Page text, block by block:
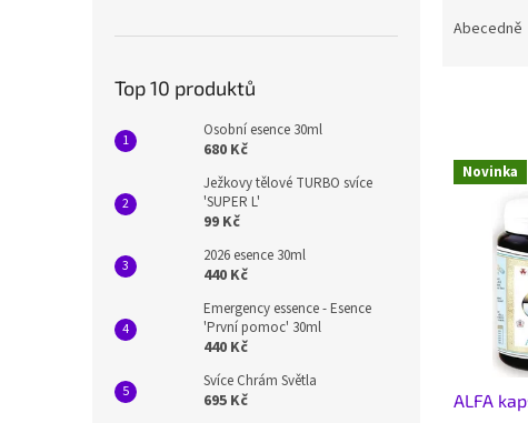
Top 10 produktů
Osobní esence 30ml
680 Kč
Ježkovy tělové TURBO svíce
'SUPER L'
99 Kč
2026 esence 30ml
440 Kč
Emergency essence - Esence
'První pomoc' 30ml
440 Kč
Svíce Chrám Světla
695 Kč
Abecedně
V Novinka
ALFA